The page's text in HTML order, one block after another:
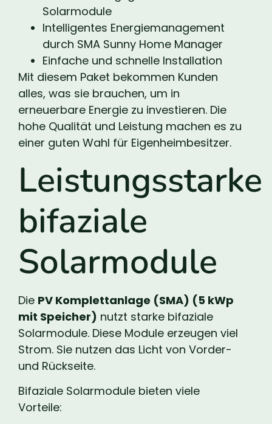
Solarmodule
Intelligentes Energiemanagement
durch SMA Sunny Home Manager
Einfache und schnelle Installation
Mit diesem Paket bekommen Kunden
alles, was sie brauchen, um in
erneuerbare Energie zu investieren. Die
hohe Qualität und Leistung machen es zu
einer guten Wahl für Eigenheimbesitzer.
Leistungsstarke
bifaziale
Solarmodule
Die PV Komplettanlage (SMA) (5 kWp
mit Speicher) nutzt starke bifaziale
Solarmodule. Diese Module erzeugen viel
Strom. Sie nutzen das Licht von Vorder-
und Rückseite.
Bifaziale Solarmodule bieten viele
Vorteile: